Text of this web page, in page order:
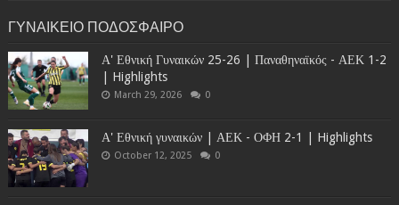
ΓΥΝΑΙΚΕΙΟ ΠΟΔΟΣΦΑΙΡΟ
Α' Εθνική Γυναικών 25-26 | Παναθηναϊκός - ΑΕΚ 1-2
| Highlights
March 29, 2026 0
Α' Εθνική γυναικών | ΑΕΚ - ΟΦΗ 2-1 | Highlights
October 12, 2025 0